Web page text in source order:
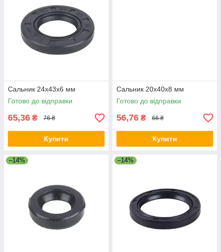
Сальник 24x43x6 мм
Готово до відправки
65,36 ₴ 76 ₴
Купити
Сальник 20x40x8 мм
Готово до відправки
56,76 ₴ 66 ₴
Купити
–14% –14%